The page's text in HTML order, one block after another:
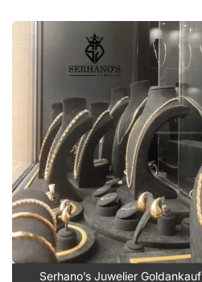
Serhano’s Juwelier Goldankauf